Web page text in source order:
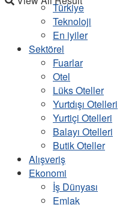
Türkiye
Teknoloji
En iyiler
Sektörel
Fuarlar
Otel
Lüks Oteller
Yurtdışı Otelleri
Yurtiçi Otelleri
Balayı Otelleri
Butik Oteller
Alışveriş
Ekonomi
İş Dünyası
Emlak